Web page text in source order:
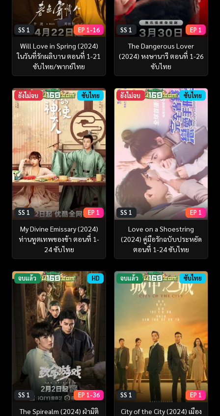
SS 1 EP 1-16
Will Love in Spring (2024)
ในวันที่รักผลิบาน ตอนที่ 1-21
ซับไทย/พากย์ไทย
SS 1 EP 1
The Dangerous Lover
(2024) หงษานารี ตอนที่ 1-26
ซับไทย
ยังไม่จบ ซับไทย
SS 1 EP 1
My Divine Emissary (2024)
ท่านทูตเทพของข้า ตอนที่ 1-
24 ซับไทย
ยังไม่จบ ซับไทย
SS 1 EP 1
Love on a Shoestring
(2024) คู่มือรักฉบับประหยัด
ตอนที่ 1-24 ซับไทย
จบแล้ว HD
SS 1 EP 1-36
The Spirealm (2024) ฝ่ามิติ
จบแล้ว ซับไทย
SS 1 EP 1
City of the City (2024) เมือง